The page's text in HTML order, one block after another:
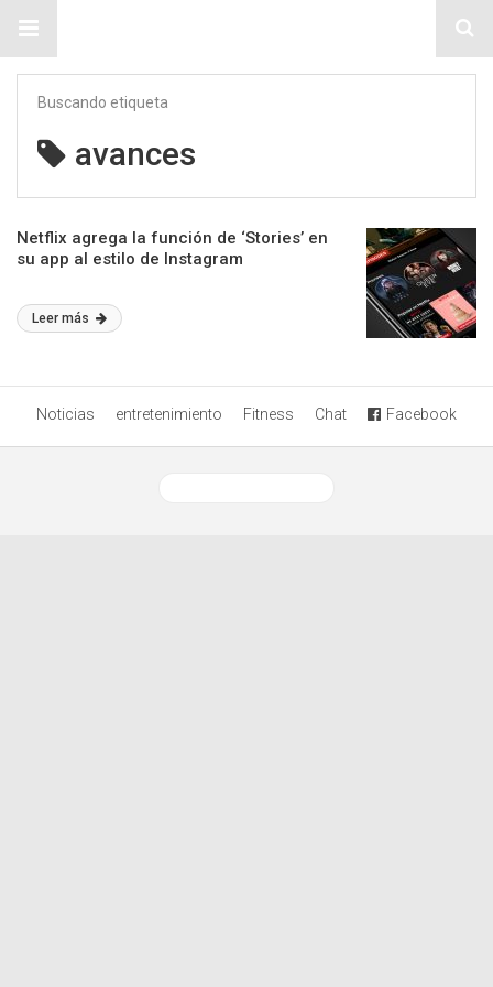
Buscando etiqueta
avances
Netflix agrega la función de ‘Stories’ en
su app al estilo de Instagram
Leer más
Noticias entretenimiento Fitness Chat Facebook